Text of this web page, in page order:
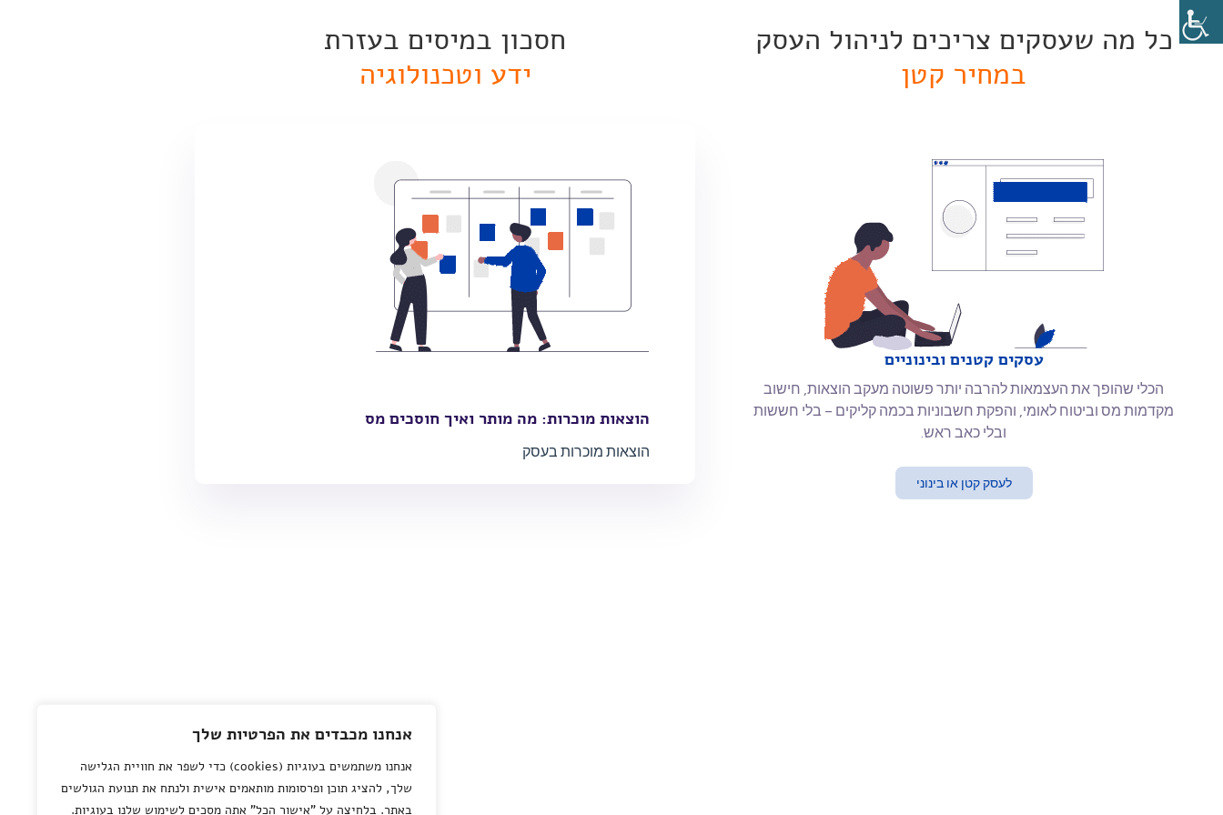
אנחנו מכבדים את הפרטיות שלך
אנחנו משתמשים בעוגיות (cookies) כדי לשפר את חוויית הגלישה
שלך, להציג תוכן ופרסומות מותאמים אישית ולנתח את תנועת הגולשים
באתר. בלחיצה על "אישור הכל" אתה מסכים לשימוש שלנו בעוגיות.
כל מה שעסקים צריכים לניהול העסק
במחיר קטן
עסקים קטנים ובינוניים
הכלי שהופך את העצמאות להרבה יותר פשוטה מעקב הוצאות, חישוב
מקדמות מס וביטוח לאומי, והפקת חשבוניות בכמה קליקים – בלי חששות
ובלי כאב ראש.
לעסק קטן או בינוני
חסכון במיסים בעזרת
ידע וטכנולוגיה
הוצאות מוכרות: מה מותר ואיך חוסכים מס
הוצאות מוכרות בעסק